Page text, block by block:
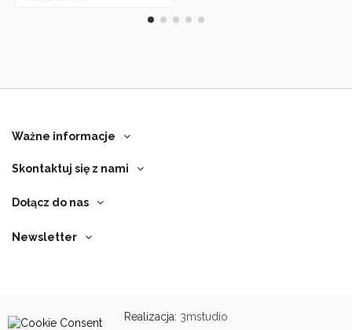
Ważne informacje
Skontaktuj się z nami
Dołącz do nas
Newsletter
Realizacja: 3mstudio